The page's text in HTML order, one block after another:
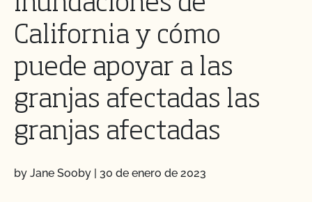
California y cómo
puede apoyar a las
granjas afectadas las
granjas afectadas
by Jane Sooby | 30 de enero de 2023